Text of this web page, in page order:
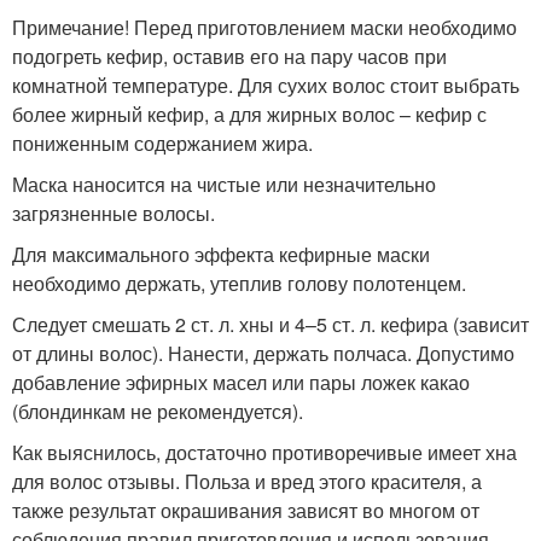
Примечание! Перед приготовлением маски необходимо
подогреть кефир, оставив его на пару часов при
комнатной температуре. Для сухих волос стоит выбрать
более жирный кефир, а для жирных волос – кефир с
пониженным содержанием жира.
Маска наносится на чистые или незначительно
загрязненные волосы.
Для максимального эффекта кефирные маски
необходимо держать, утеплив голову полотенцем.
Следует смешать 2 ст. л. хны и 4–5 ст. л. кефира (зависит
от длины волос). Нанести, держать полчаса. Допустимо
добавление эфирных масел или пары ложек какао
(блондинкам не рекомендуется).
Как выяснилось, достаточно противоречивые имеет хна
для волос отзывы. Польза и вред этого красителя, а
также результат окрашивания зависят во многом от